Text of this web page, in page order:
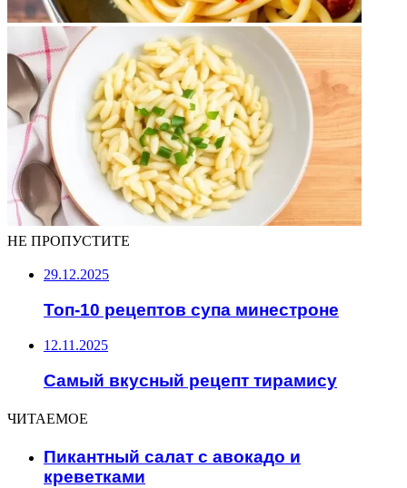
НЕ ПРОПУСТИТЕ
29.12.2025
Топ-10 рецептов супа минестроне
12.11.2025
Самый вкусный рецепт тирамису
ЧИТАЕМОЕ
Пикантный салат с авокадо и
креветками